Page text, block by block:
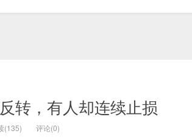
转，有人却连续止损
(135) 评论(0)